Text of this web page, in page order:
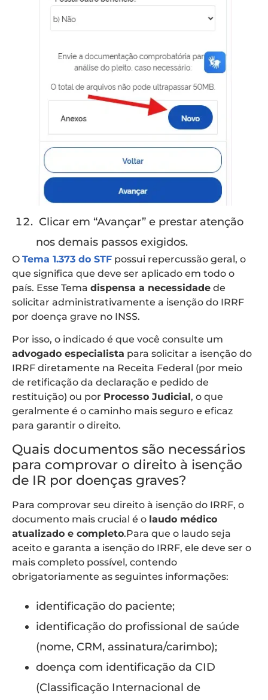
Clicar em “Avançar” e prestar atenção
nos demais passos exigidos.
O Tema 1.373 do STF possui repercussão geral, o
que significa que deve ser aplicado em todo o
país. Esse Tema dispensa a necessidade de
solicitar administrativamente a isenção do IRRF
por doença grave no INSS.
Por isso, o indicado é que você consulte um
advogado especialista para solicitar a isenção do
IRRF diretamente na Receita Federal (por meio
de retificação da declaração e pedido de
restituição) ou por Processo Judicial, o que
geralmente é o caminho mais seguro e eficaz
para garantir o direito.
Quais documentos são necessários
para comprovar o direito à isenção
de IR por doenças graves?
Para comprovar seu direito à isenção do IRRF, o
documento mais crucial é o laudo médico
atualizado e completo.Para que o laudo seja
aceito e garanta a isenção do IRRF, ele deve ser o
mais completo possível, contendo
obrigatoriamente as seguintes informações:
identificação do paciente;
identificação do profissional de saúde
(nome, CRM, assinatura/carimbo);
doença com identificação da CID
(Classificação Internacional de